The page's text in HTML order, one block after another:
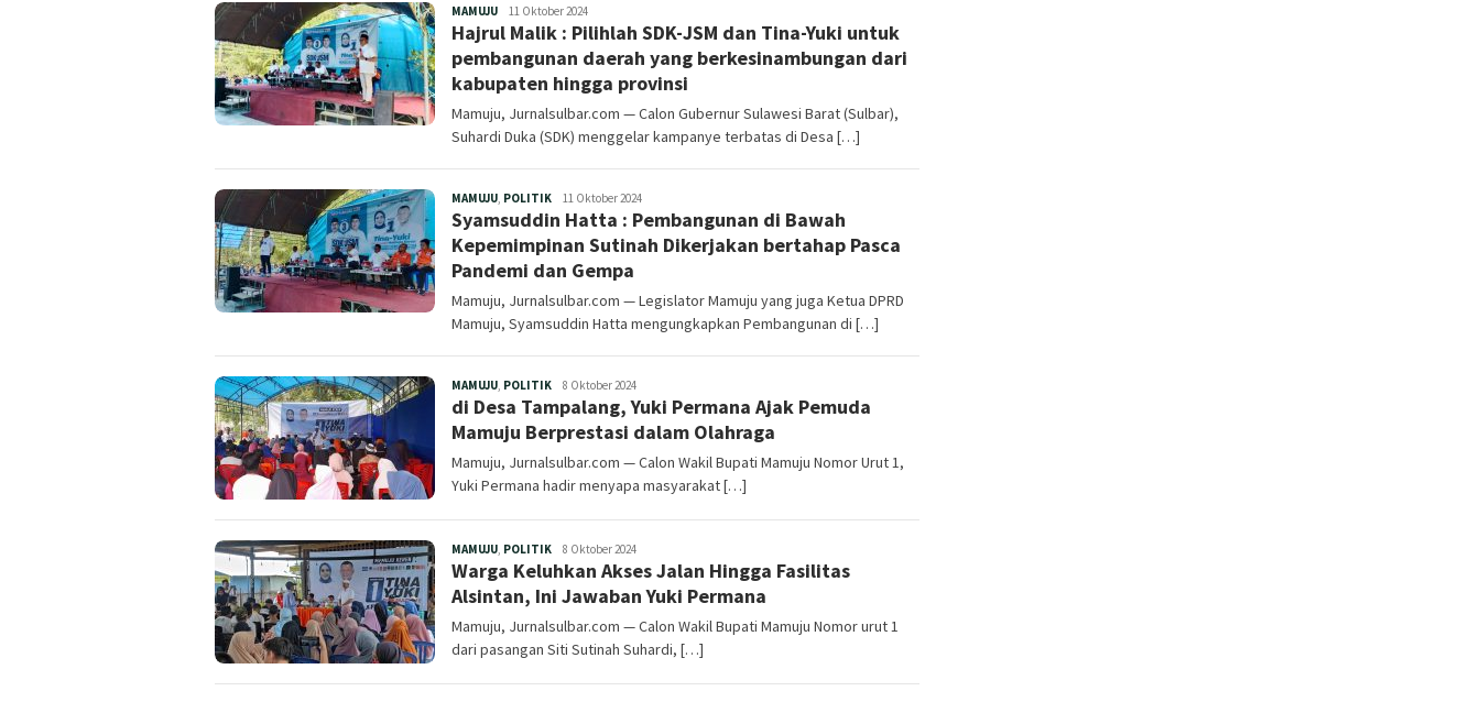
MAMUJURedaksi
11 Oktober 2024
Hajrul Malik : Pilihlah SDK-JSM dan Tina-Yuki untuk
pembangunan daerah yang berkesinambungan dari
kabupaten hingga provinsi
Mamuju, Jurnalsulbar.com — Calon Gubernur Sulawesi Barat (Sulbar),
Suhardi Duka (SDK) menggelar kampanye terbatas di Desa […]
MAMUJU, POLITIKRedaksi
11 Oktober 2024
Syamsuddin Hatta : Pembangunan di Bawah
Kepemimpinan Sutinah Dikerjakan bertahap Pasca
Pandemi dan Gempa
Mamuju, Jurnalsulbar.com — Legislator Mamuju yang juga Ketua DPRD
Mamuju, Syamsuddin Hatta mengungkapkan Pembangunan di […]
MAMUJU, POLITIKRedaksi
8 Oktober 2024
di Desa Tampalang, Yuki Permana Ajak Pemuda
Mamuju Berprestasi dalam Olahraga
Mamuju, Jurnalsulbar.com — Calon Wakil Bupati Mamuju Nomor Urut 1,
Yuki Permana hadir menyapa masyarakat […]
MAMUJU, POLITIKRedaksi
8 Oktober 2024
Warga Keluhkan Akses Jalan Hingga Fasilitas
Alsintan, Ini Jawaban Yuki Permana
Mamuju, Jurnalsulbar.com — Calon Wakil Bupati Mamuju Nomor urut 1
dari pasangan Siti Sutinah Suhardi, […]